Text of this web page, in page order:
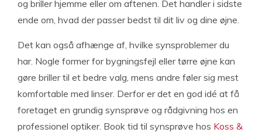
og briller hjemme eller om aftenen. Det handler i sidste
ende om, hvad der passer bedst til dit liv og dine øjne.
Det kan også afhænge af, hvilke synsproblemer du
har. Nogle former for bygningsfejl eller tørre øjne kan
gøre briller til et bedre valg, mens andre føler sig mest
komfortable med linser. Derfor er det en god idé at få
foretaget en grundig synsprøve og rådgivning hos en
professionel optiker. Book tid til synsprøve hos Koss &